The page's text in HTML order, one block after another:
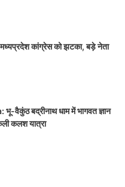
कांग्रेस को झटका, बड़े नेता
वैकुंठ बद्रीनाथ धाम में भागवत ज्ञान
कलश यात्रा